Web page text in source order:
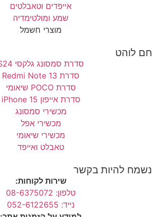
אייפדים וטאבלטים
שמע ומולטימדיה
מוצרי חשמל
חם לוהט
סדרת סמסונג גלקסי S24
סדרת Redmi Note 13
סדרת POCO שיאומי
סדרת אייפון 15 iPhone
מכשירי סמסונג
מכשירי אפל
מכשירי שיאומי
טאבלט ואייפד
נשמח להיות בקשר
שירות לקוחות:
טלפון: 08-6375072
נייד: 052-6122655